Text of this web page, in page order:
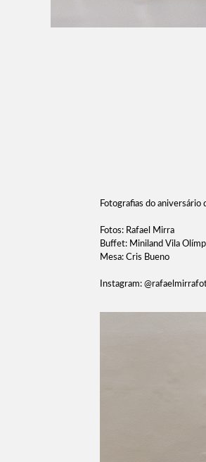
Fotografias do aniversário
Fotos: Rafael Mirra
Buffet: Miniland Vila
Mesa: Cris Bueno
Instagram: